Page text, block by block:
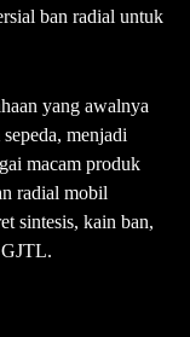
ban radial untuk
yang awalnya
menjadi
macam produk
radial mobil
sintesis, kain ban,